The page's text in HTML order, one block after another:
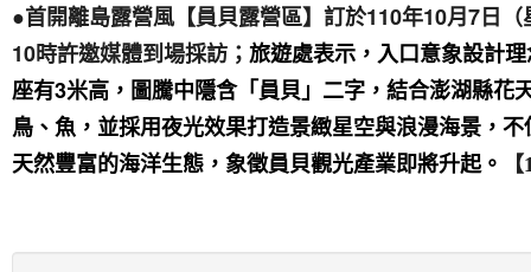
●首開離島露營風【員貝露營區】訂於110年10月 7 日
10時許邀媒體到場採訪； 旅遊處表示，入口意象設計
座有3米高，圖騰中隱含「員貝」二字，結合澎湖縣花
鳥、魚，並採用夜光效果打造景緻星空與浪漫海景，
天然豐富的海洋生態，象徵員貝觀光產業即將升起。